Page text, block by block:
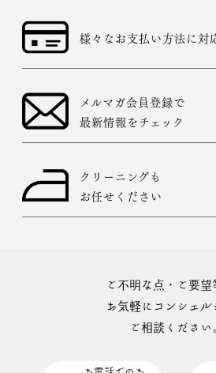
様々なお支払い方法に対
メルマガ会員登録で
最新情報をチェック
クリーニングも
お任せください
ご不明な点・ご要望
お気軽にコンシェル
ご相談ください。